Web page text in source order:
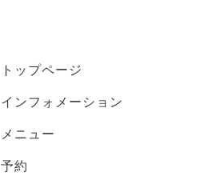
トップページ
インフォメーション
メニュー
予約